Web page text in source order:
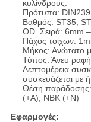
κυλίνδρους.
Πρότυπα:
Βαθμός: ST35,
OD. Σειρά: 6mm
Πάχος τοίχων:
Μήκος: Ανώτατο
Τύπος: Άνευ
Λεπτομέρεια
συσκευάζεται με
Θέση
(+A), NBK (+N)
Εφαρμογές: